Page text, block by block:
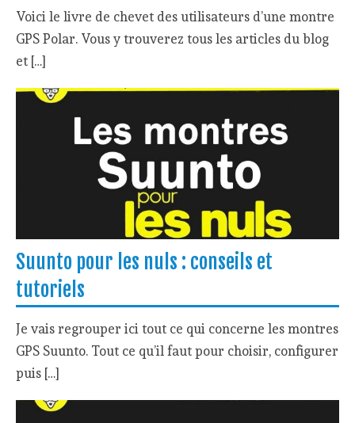
Voici le livre de chevet des utilisateurs d’une montre
GPS Polar. Vous y trouverez tous les articles du blog
et […]
Suunto pour les nuls : conseils et
tutoriels
Je vais regrouper ici tout ce qui concerne les montres
GPS Suunto. Tout ce qu’il faut pour choisir, configurer
puis […]